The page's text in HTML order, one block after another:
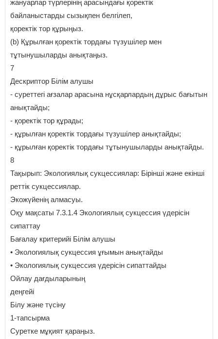
жануарлар түрлерінің арасындағы қоректік
байланыстарды сызықпен белгілеп,
қоректік тор құрыңыз.
(b) Құрылған қоректік тордағы түзушілер мен
тұтынушыларды анықтаңыз.
7
Дескриптор Білім алушы
- суреттегі ағзалар арасына нұсқарлардың дұрыс бағытын
анықтайды;
- қоректік тор құрады;
- құрылған қоректік тордағы түзушілер анықтайды;
- құрылған қоректік тордағы тұтынушыларды анықтайды.
8
Тақырып: Экологиялық сукцессиялар: Бірінші және екінші
реттік сукцессиялар.
Экожүйенің алмасуы.
Оқу мақсаты 7.3.1.4 Экологиялық сукцессия үдерісін
сипаттау
Бағалау критерийі Білім алушы
• Экологиялық сукцессия ұғымын анықтайды
• Экологиялық сукцессия үдерісін сипаттайды
Ойлау дағдыларының
деңгейі
Білу және түсіну
1-тапсырма
Суретке мұқият қараңыз.